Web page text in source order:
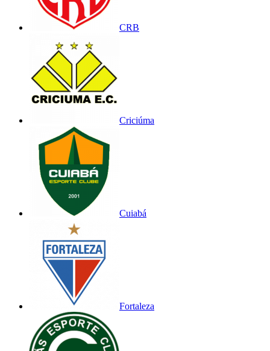
CRB
Criciúma
Cuiabá
Fortaleza